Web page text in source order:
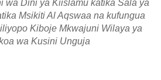
wa Dini ya Kiislamu katika Sala ya
Msikiti Al Aqswaa na kufungua
Kiboje Mkwajuni Wilaya ya
wa Kusini Unguja